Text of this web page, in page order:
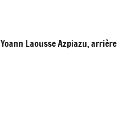
Yoann Laousse Azpiazu, arrière